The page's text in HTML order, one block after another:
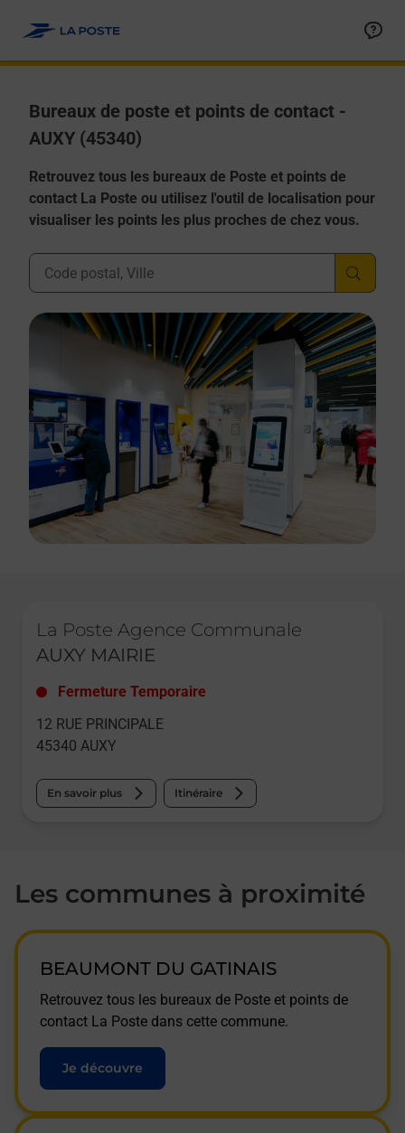
Bureaux de poste et points de contact -
AUXY (45340)
Retrouvez tous les bureaux de Poste et points de
contact La Poste ou utilisez l'outil de localisation pour
visualiser les points les plus proches de chez vous.
Ville, Département, Code Postal
La Poste Agence Communale
AUXY MAIRIE
Fermeture Temporaire
12 RUE PRINCIPALE
45340 AUXY
En savoir plus Itinéraire
Les communes à proximité
BEAUMONT DU GATINAIS
Retrouvez tous les bureaux de Poste et points de
contact La Poste dans cette commune.
Je découvre